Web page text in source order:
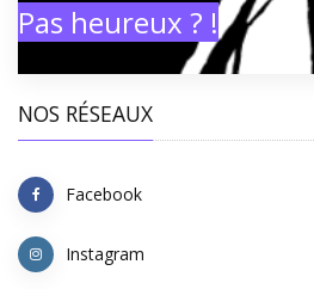
Pas heureux ? !
NOS RÉSEAUX
Facebook
Instagram